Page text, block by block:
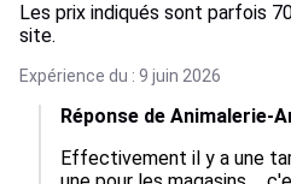
Les prix indiqués sont parfois
site.
Expérience du : 9 juin 2026
Réponse de Animalerie-
Effectivement il y a une